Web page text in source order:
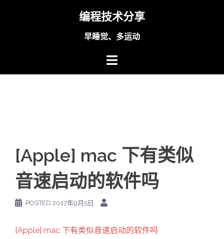
编程技术分享
早睡觉、多运动
[Apple] mac 下有类似
音速启动的软件吗
POSTED 2017年9月5日
[Apple] mac 下有类似音速启动的软件吗